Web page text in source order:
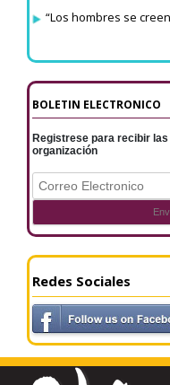
“Los hombres se
BOLETIN ELECTRONICO
Registrese para recibir
organización
Redes Sociales